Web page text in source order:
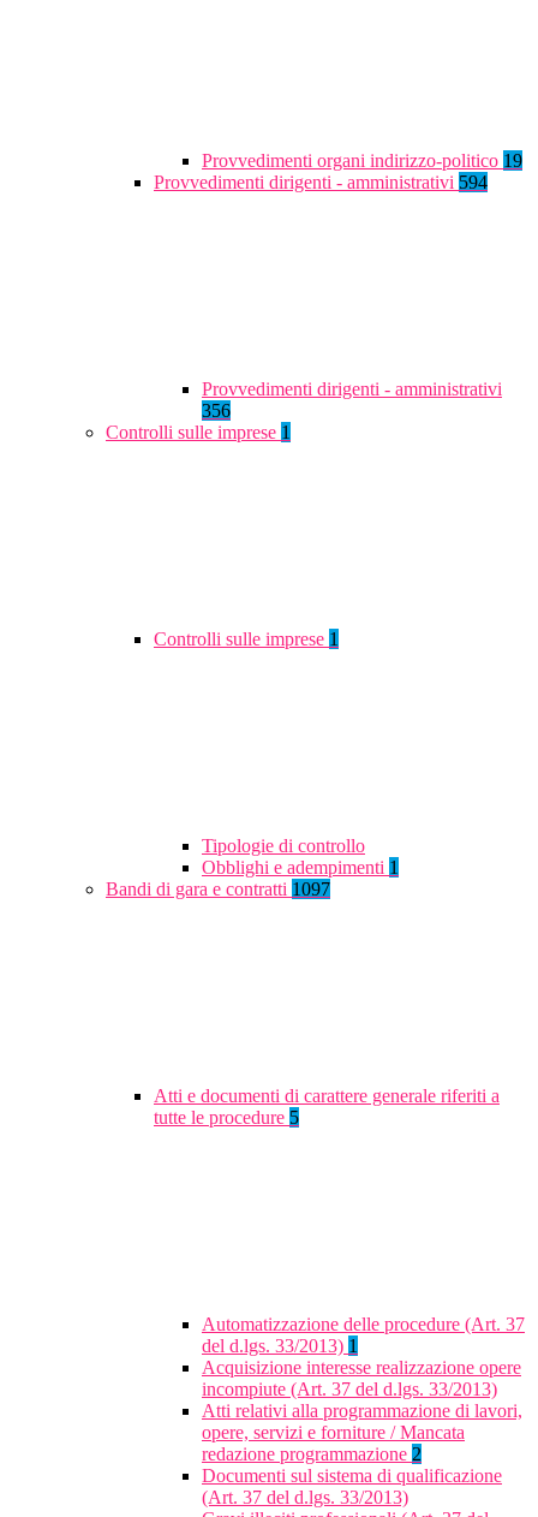
Provvedimenti organi indirizzo-politico 19
Provvedimenti dirigenti - amministrativi 594
Provvedimenti dirigenti - amministrativi
356
Controlli sulle imprese 1
Controlli sulle imprese 1
Tipologie di controllo
Obblighi e adempimenti 1
Bandi di gara e contratti 1097
Atti e documenti di carattere generale riferiti a
tutte le procedure 5
Automatizzazione delle procedure (Art. 37
del d.lgs. 33/2013) 1
Acquisizione interesse realizzazione opere
incompiute (Art. 37 del d.lgs. 33/2013)
Atti relativi alla programmazione di lavori,
opere, servizi e forniture / Mancata
redazione programmazione 2
Documenti sul sistema di qualificazione
(Art. 37 del d.lgs. 33/2013)